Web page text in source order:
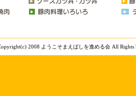
2008 ようこそまえばしを進める会 All Rights